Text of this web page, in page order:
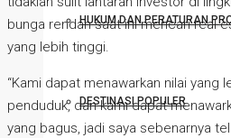
HUKUM DAN PERATURAN
DESTINASI POPULER
bunga rendah saat ini mencari real
yang lebih tinggi.
“Kami dapat menawarkan nilai yang
penduduk, dan kami dapat
yang bagus, jadi saya sebenarnya